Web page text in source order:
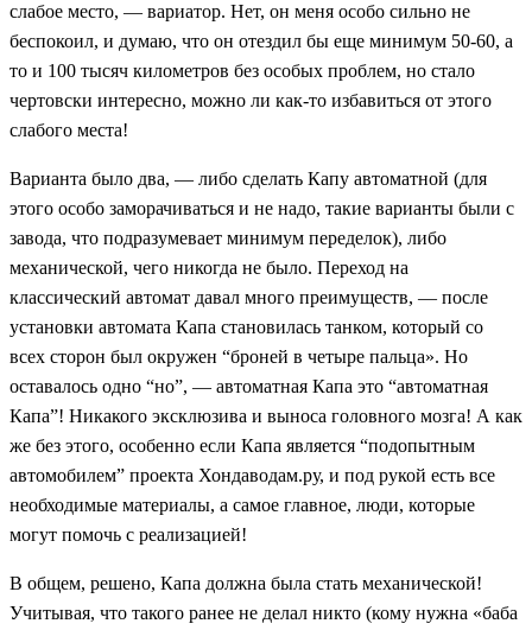
слабое место, — вариатор. Нет, он меня особо сильно не
беспокоил, и думаю, что он отездил бы еще минимум 50-60, а
то и 100 тысяч километров без особых проблем, но стало
чертовски интересно, можно ли как-то избавиться от этого
слабого места!
Варианта было два, — либо сделать Капу автоматной (для
этого особо заморачиваться и не надо, такие варианты были с
завода, что подразумевает минимум переделок), либо
механической, чего никогда не было. Переход на
классический автомат давал много преимуществ, — после
установки автомата Капа становилась танком, который со
всех сторон был окружен “броней в четыре пальца». Но
оставалось одно “но”, — автоматная Капа это “автоматная
Капа”! Никакого эксклюзива и выноса головного мозга! А как
же без этого, особенно если Капа является “подопытным
автомобилем” проекта Хондаводам.ру, и под рукой есть все
необходимые материалы, а самое главное, люди, которые
могут помочь с реализацией!
В общем, решено, Капа должна была стать механической!
Учитывая, что такого ранее не делал никто (кому нужна «баба